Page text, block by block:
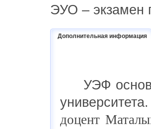
ЭУО – экзамен
Дополнительная информация
УЭФ
доцент